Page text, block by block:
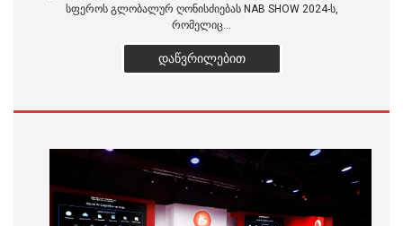
სფეროს გლობალურ ღონისძიებას NAB SHOW 2024-ს,
რომელიც...
ᲓᲐᲬᲕᲠᲘᲚᲔᲑᲘᲗ